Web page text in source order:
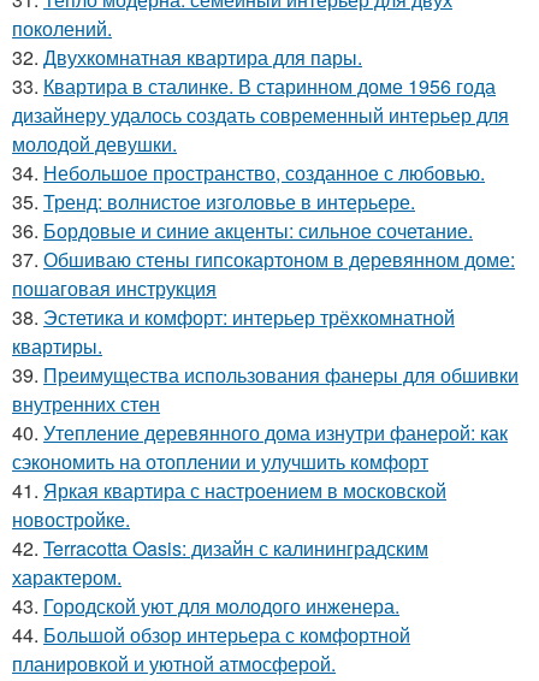
поколений.
32. Двухкомнатная квартира для пары.
33. Квартира в сталинке. В старинном доме 1956 года
дизайнеру удалось создать современный интерьер для
молодой девушки.
34. Небольшое пространство, созданное с любовью.
35. Тренд: волнистое изголовье в интерьере.
36. Бордовые и синие акценты: сильное сочетание.
37. Обшиваю стены гипсокартоном в деревянном доме:
пошаговая инструкция
38. Эстетика и комфорт: интерьер трёхкомнатной
квартиры.
39. Преимущества использования фанеры для обшивки
внутренних стен
40. Утепление деревянного дома изнутри фанерой: как
сэкономить на отоплении и улучшить комфорт
41. Яркая квартира с настроением в московской
новостройке.
42. Terracotta Oasis: дизайн с калининградским
характером.
43. Городской уют для молодого инженера.
44. Большой обзор интерьера с комфортной
планировкой и уютной атмосферой.